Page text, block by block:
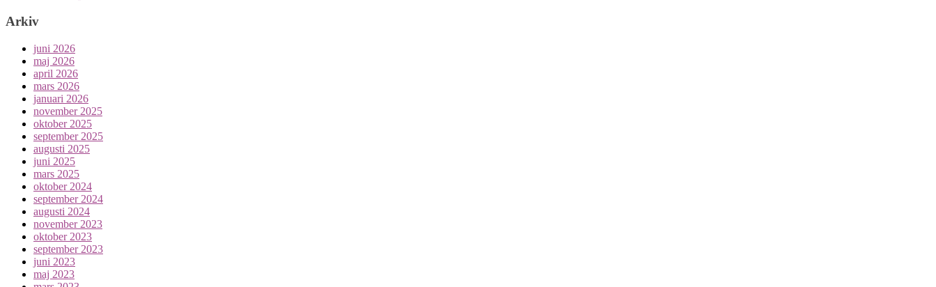
Arkiv
juni 2026
maj 2026
april 2026
mars 2026
januari 2026
november 2025
oktober 2025
september 2025
augusti 2025
juni 2025
mars 2025
oktober 2024
september 2024
augusti 2024
november 2023
oktober 2023
september 2023
juni 2023
maj 2023